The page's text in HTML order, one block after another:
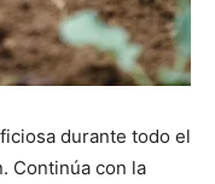
durante todo el
Continúa con la